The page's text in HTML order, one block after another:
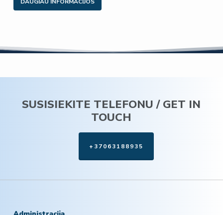
SUSISIEKITE TELEFONU / GET IN
TOUCH
+37063188935